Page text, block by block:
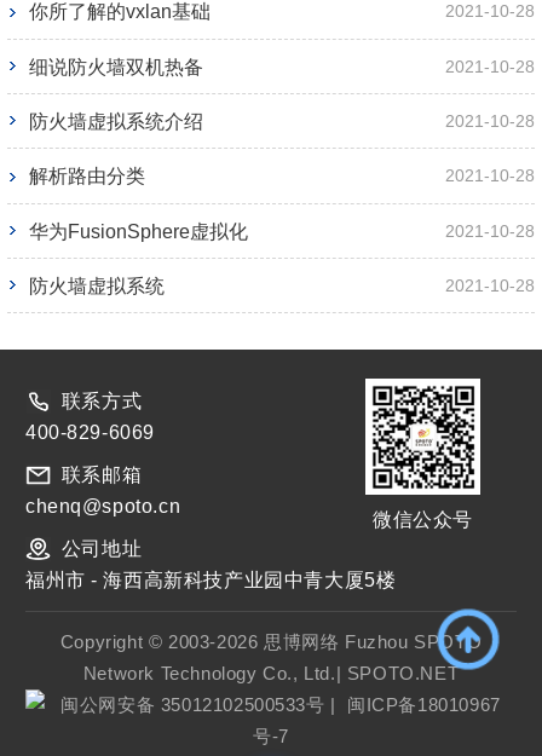
你所了解的vxlan基础 2021-10-28
细说防火墙双机热备 2021-10-28
防火墙虚拟系统介绍 2021-10-28
解析路由分类 2021-10-28
华为FusionSphere虚拟化 2021-10-28
防火墙虚拟系统 2021-10-28
联系方式
400-829-6069
联系邮箱
chenq@spoto.cn
公司地址
微信公众号
福州市 - 海西高新科技产业园中青大厦5楼
Copyright © 2003-2026 思博网络 Fuzhou SPOTO
Network Technology Co., Ltd.| SPOTO.NET
闽公网安备 35012102500533号 | 闽ICP备18010967
号-7